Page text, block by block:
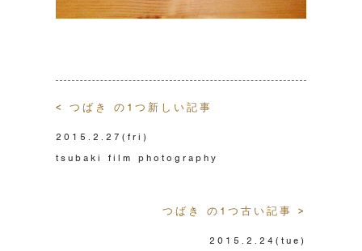
< つばき の1つ新しい記事
2015.2.27 (fri)
tsubaki film photography
つばき の1つ古い記事 >
2015.2.24 (tue)